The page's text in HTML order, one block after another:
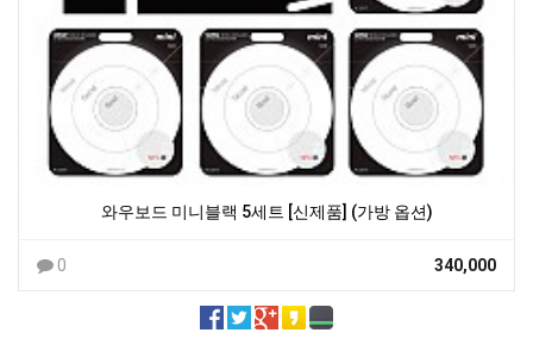
와우보드 미니블랙 5세트 [신제품] (가방 옵션)
0 340,000